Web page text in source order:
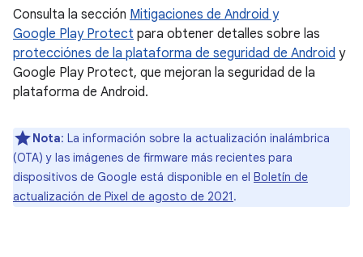
Consulta la sección Mitigaciones de Android y
Google Play Protect para obtener detalles sobre las
protecciónes de la plataforma de seguridad de Android y
Google Play Protect, que mejoran la seguridad de la
plataforma de Android.
Nota: La información sobre la actualización inalámbrica
(OTA) y las imágenes de firmware más recientes para
dispositivos de Google está disponible en el Boletín de
actualización de Pixel de agosto de 2021.